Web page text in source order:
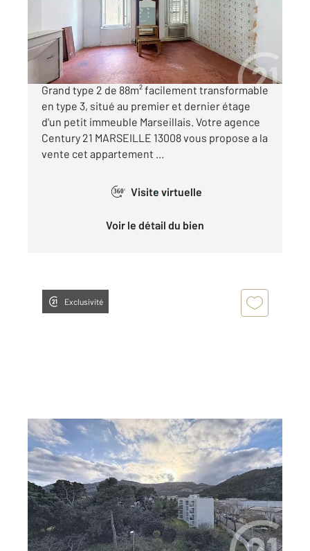
Appartement F4 à vendre
395 000 €
MARSEILLE 13007 VIEUX PORT / LA CRIEE
Grand type 2 de 88m² facilement transformable
en type 3, situé au premier et dernier étage
d'un petit immeuble Marseillais. Votre agence
Century 21 MARSEILLE 13008 vous propose a la
vente cet appartement ...
360° Visite virtuelle
Voir le détail du bien
Exclusivité
MARSEILLE 13009
58,85 m , 3 pièces
Ref : 29810
Appartement T3 à vendre
300 000 €